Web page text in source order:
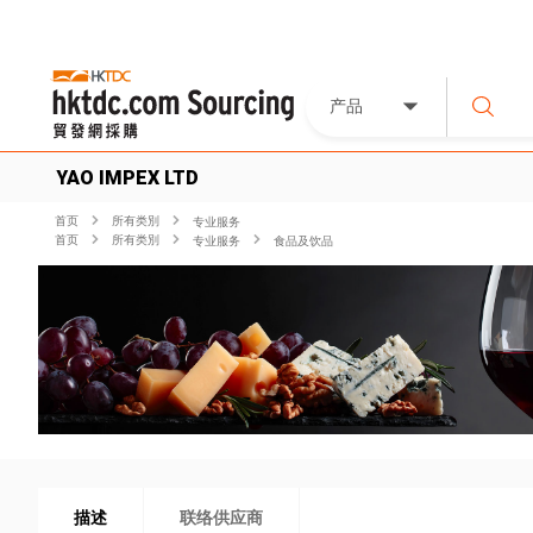
产品
YAO IMPEX LTD
首页 所有类別
专业服务
首页
所有类別 专业服务 食品及饮品
描述 联络供应商